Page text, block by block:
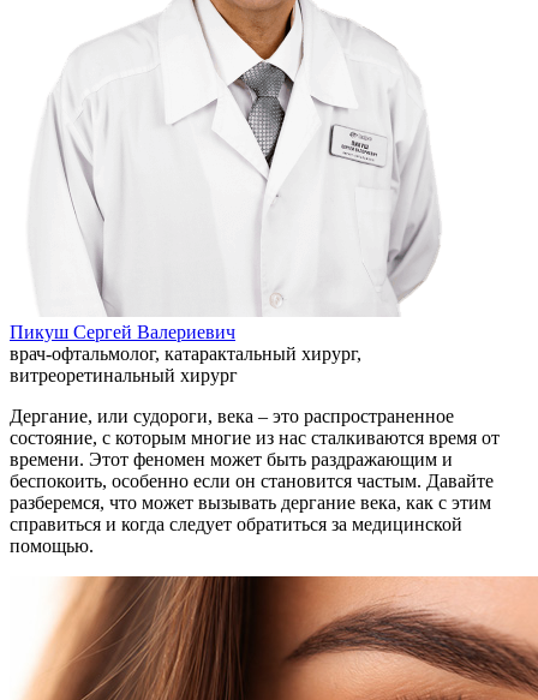
Пикуш Сергей Валериевич
врач-офтальмолог, катарактальный хирург,
витреоретинальный хирург
Дергание, или судороги, века – это распространенное
состояние, с которым многие из нас сталкиваются время от
времени. Этот феномен может быть раздражающим и
беспокоить, особенно если он становится частым. Давайте
разберемся, что может вызывать дергание века, как с этим
справиться и когда следует обратиться за медицинской
помощью.